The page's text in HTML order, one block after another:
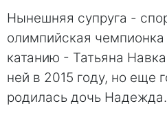
Нынешняя супруга -
олимпийская
катанию - Татьяна
ней в 2015 году, но еще
родилась дочь Надежда.